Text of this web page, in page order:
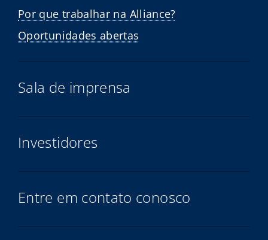
Por que trabalhar na Alliance?
Oportunidades abertas
Sala de imprensa
Investidores
Entre em contato conosco